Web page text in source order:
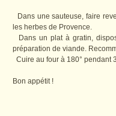
Dans une sauteuse, faire
les herbes de Provence.
Dans un plat à gratin,
préparation de viande.
Cuire au four à 180° pendant
Bon appétit !